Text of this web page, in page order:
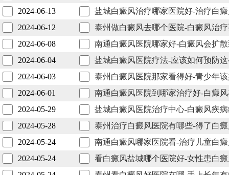
2024-06-13
盐城白癜风治疗哪家医院好-治疗白
2024-06-12
泰州做白癜风去哪个医院-白癜风治
2024-06-08
南通白癜风医院哪家好-白癜风会扩
2024-06-04
盐城白癜风医院疗法-应该如何预防
2024-06-03
泰州白癜风医院那家看得好-青少年
2024-06-01
南通白癜风医院到哪家治疗好-白癜
2024-05-29
盐城白癜风医院治疗中心-白癜风疾
2024-05-28
泰州治疗白癜风医院有哪些-得了白
2024-05-24
南通白癜风哪家医院看-治疗儿童白
2024-05-24
看白癜风盐城哪个医院好-女性患白